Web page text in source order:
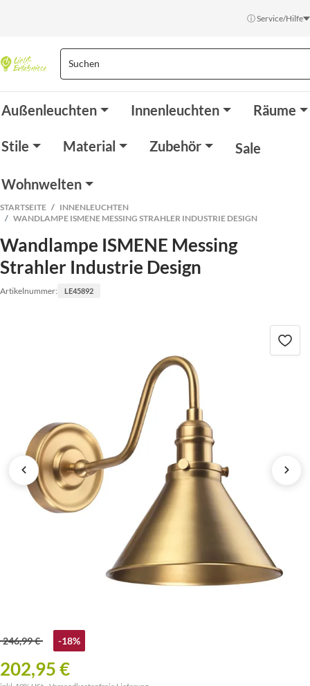
ⓘ Service/Hilfe
Außenleuchten Innenleuchten Räume
Stile Material Zubehör Sale
Wohnwelten
STARTSEITE
INNENLEUCHTEN
WANDLAMPE ISMENE MESSING STRAHLER INDUSTRIE DESIGN
Wandlampe ISMENE Messing
Strahler Industrie Design
Artikelnummer: LE45892
246,99 € -18%
202,95 €